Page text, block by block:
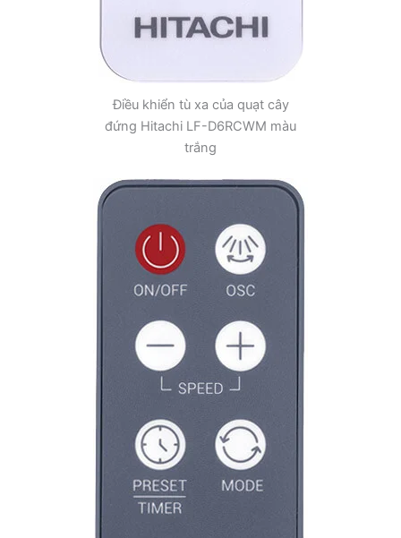
Điều khiển tù xa của quạt cây
đứng Hitachi LF-D6RCWM màu
trắng